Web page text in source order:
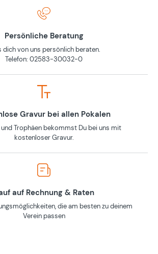
Persönliche Beratung
dich von uns persönlich beraten.
Telefon: 02583-30032-0
Gravur bei allen Pokalen
Trophäen bekommst Du bei uns mit
kostenloser Gravur.
auf Rechnung & Raten
die am besten zu deinem
Verein passen